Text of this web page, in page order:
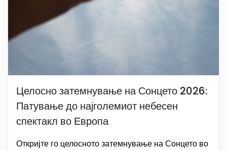
Целосно затемнување на Сонцето 2026:
Патување до најголемиот небесен
спектакл во Европа
Откријте го целосното затемнување на Сонцето во